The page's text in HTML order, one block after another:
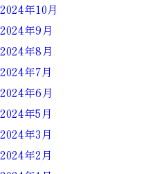
2024年10月
2024年9月
2024年8月
2024年7月
2024年6月
2024年5月
2024年3月
2024年2月